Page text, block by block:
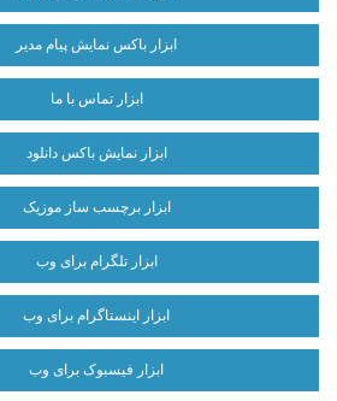
ابزار باکس نمایش پیام مدیر
ابزار تماس با ما
ابزار نمایش باکس دانلود
ابزار برچسب ساز موزیک
ابزار تلگرام برای وب
ابزار اینستاگرام برای وب
ابزار فیسبوک برای وب